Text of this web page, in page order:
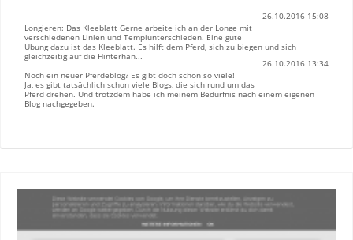
26.10.2016 15:08
Longieren: Das Kleeblatt Gerne arbeite ich an der Longe mit
verschiedenen Linien und Tempiunterschieden. Eine gute
Übung dazu ist das Kleeblatt. Es hilft dem Pferd, sich zu biegen und sich
gleichzeitig auf die Hinterhan...
26.10.2016 13:34
Noch ein neuer Pferdeblog? Es gibt doch schon so viele!
Ja, es gibt tatsächlich schon viele Blogs, die sich rund um das
Pferd drehen. Und trotzdem habe ich meinem Bedürfnis nach einem eigenen
Blog nachgegeben.